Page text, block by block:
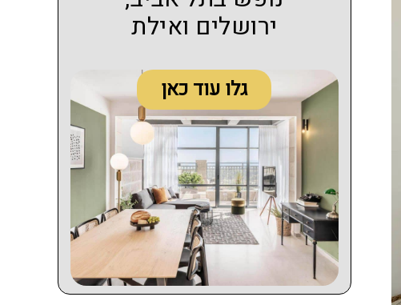
ירושלים ואילת
גלו עוד כאן